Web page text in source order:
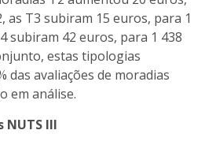
as T3 subiram 15 euros, para 1
subiram 42 euros, para 1 438
estas tipologias
das avaliações de moradias
em análise.
NUTS III